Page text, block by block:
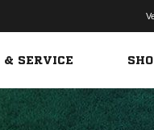
SERVICE